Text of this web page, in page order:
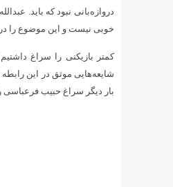
دروازه‌بانی نبود که باید.
خوبی نیست و این موضوع را
کمتر بازیکنی را سراغ
شایعه‌هایی موثق در این رابطه
بار دیگر سراغ حبیب فرعباسی را می‌گیرد و به